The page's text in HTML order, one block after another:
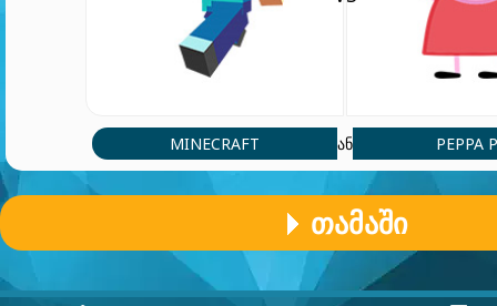
MINECRAFT ან PEPPA
ᲗᲐᲛᲐᲨᲘ